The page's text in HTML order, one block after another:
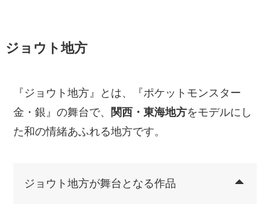
ジョウト地方
『ジョウト地方』とは、『ポケットモンスター
金・銀』の舞台で、 関西・東海地方をモデルにし
た和の情緒あふれる地方です。
ジョウト地方が舞台となる作品